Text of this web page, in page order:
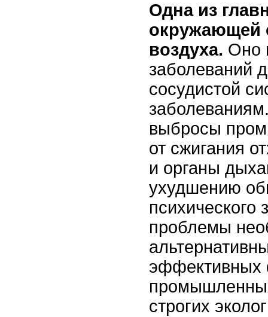
Одна из
окружающей
воздуха. Оно
заболеваний
сосудистой
выбросы
от сжигания
и органы
ухудшению
проблемы
эффективных
строгих